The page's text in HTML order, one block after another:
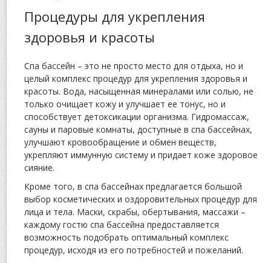
Процедуры для укрепления
здоровья и красоты
Спа бассейн – это не просто место для отдыха, но и
целый комплекс процедур для укрепления здоровья и
красоты. Вода, насыщенная минералами или солью, не
только очищает кожу и улучшает ее тонус, но и
способствует детоксикации организма. Гидромассаж,
сауны и паровые комнаты, доступные в спа бассейнах,
улучшают кровообращение и обмен веществ,
укрепляют иммунную систему и придает коже здоровое
сияние.
Кроме того, в спа бассейнах предлагается большой
выбор косметических и оздоровительных процедур для
лица и тела. Маски, скрабы, обертывания, массажи –
каждому гостю спа бассейна предоставляется
возможность подобрать оптимальный комплекс
процедур, исходя из его потребностей и пожеланий.